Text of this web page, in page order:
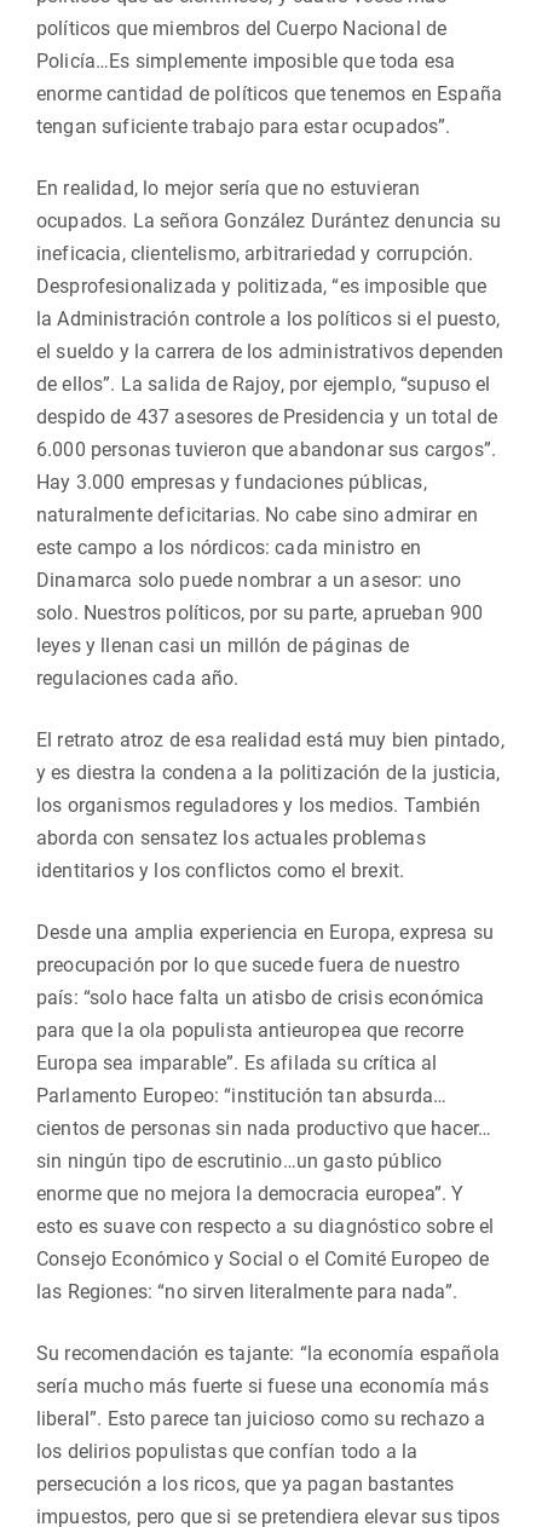
políticos que miembros del Cuerpo Nacional de
Policía…Es simplemente imposible que toda esa
enorme cantidad de políticos que tenemos en España
tengan suficiente trabajo para estar ocupados”.
En realidad, lo mejor sería que no estuvieran
ocupados. La señora González Durántez denuncia su
ineficacia, clientelismo, arbitrariedad y corrupción.
Desprofesionalizada y politizada, “es imposible que
la Administración controle a los políticos si el puesto,
el sueldo y la carrera de los administrativos dependen
de ellos”. La salida de Rajoy, por ejemplo, “supuso el
despido de 437 asesores de Presidencia y un total de
6.000 personas tuvieron que abandonar sus cargos”.
Hay 3.000 empresas y fundaciones públicas,
naturalmente deficitarias. No cabe sino admirar en
este campo a los nórdicos: cada ministro en
Dinamarca solo puede nombrar a un asesor: uno
solo. Nuestros políticos, por su parte, aprueban 900
leyes y llenan casi un millón de páginas de
regulaciones cada año.
El retrato atroz de esa realidad está muy bien pintado,
y es diestra la condena a la politización de la justicia,
los organismos reguladores y los medios. También
aborda con sensatez los actuales problemas
identitarios y los conflictos como el brexit.
Desde una amplia experiencia en Europa, expresa su
preocupación por lo que sucede fuera de nuestro
país: “solo hace falta un atisbo de crisis económica
para que la ola populista antieuropea que recorre
Europa sea imparable”. Es afilada su crítica al
Parlamento Europeo: “institución tan absurda…
cientos de personas sin nada productivo que hacer…
sin ningún tipo de escrutinio…un gasto público
enorme que no mejora la democracia europea”. Y
esto es suave con respecto a su diagnóstico sobre el
Consejo Económico y Social o el Comité Europeo de
las Regiones: “no sirven literalmente para nada”.
Su recomendación es tajante: “la economía española
sería mucho más fuerte si fuese una economía más
liberal”. Esto parece tan juicioso como su rechazo a
los delirios populistas que confían todo a la
persecución a los ricos, que ya pagan bastantes
impuestos, pero que si se pretendiera elevar sus tipos